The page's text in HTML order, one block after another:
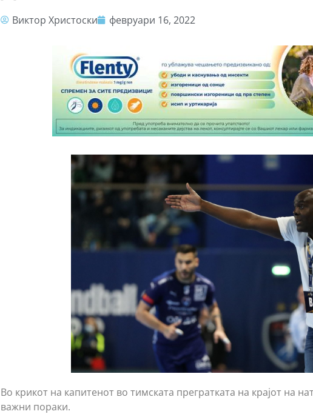
Виктор Христоски февруари 16, 2022
Во крикот на капитенот во тимската прегратката на крајот на
важни пораки.